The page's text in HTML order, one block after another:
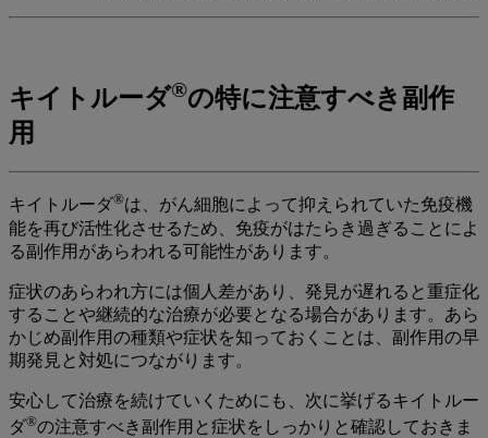
キイトルーダ®の特に注意すべき副作
用
キイトルーダ®は、がん細胞によって抑えられていた免疫機
能を再び活性化させるため、免疫がはたらき過ぎることによ
る副作用があらわれる可能性があります。
症状のあらわれ方には個人差があり、発見が遅れると重症化
することや継続的な治療が必要となる場合があります。あら
かじめ副作用の種類や症状を知っておくことは、副作用の早
期発見と対処につながります。
安心して治療を続けていくためにも、次に挙げるキイトルー
ダ®の注意すべき副作用と症状をしっかりと確認しておきま